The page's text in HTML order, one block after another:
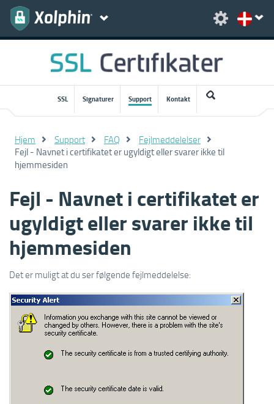
SSL Signaturer Support Kontakt
Hjem Support FAQ Fejlmeddelelser
Fejl - Navnet i certifikatet er ugyldigt eller svarer ikke til
hjemmesiden
Fejl - Navnet i certifikatet er
ugyldigt eller svarer ikke til
hjemmesiden
Det er muligt at du ser følgende fejlmeddelelse: